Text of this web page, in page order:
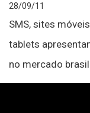
28/09/11
SMS, sites
tablets
no mercado